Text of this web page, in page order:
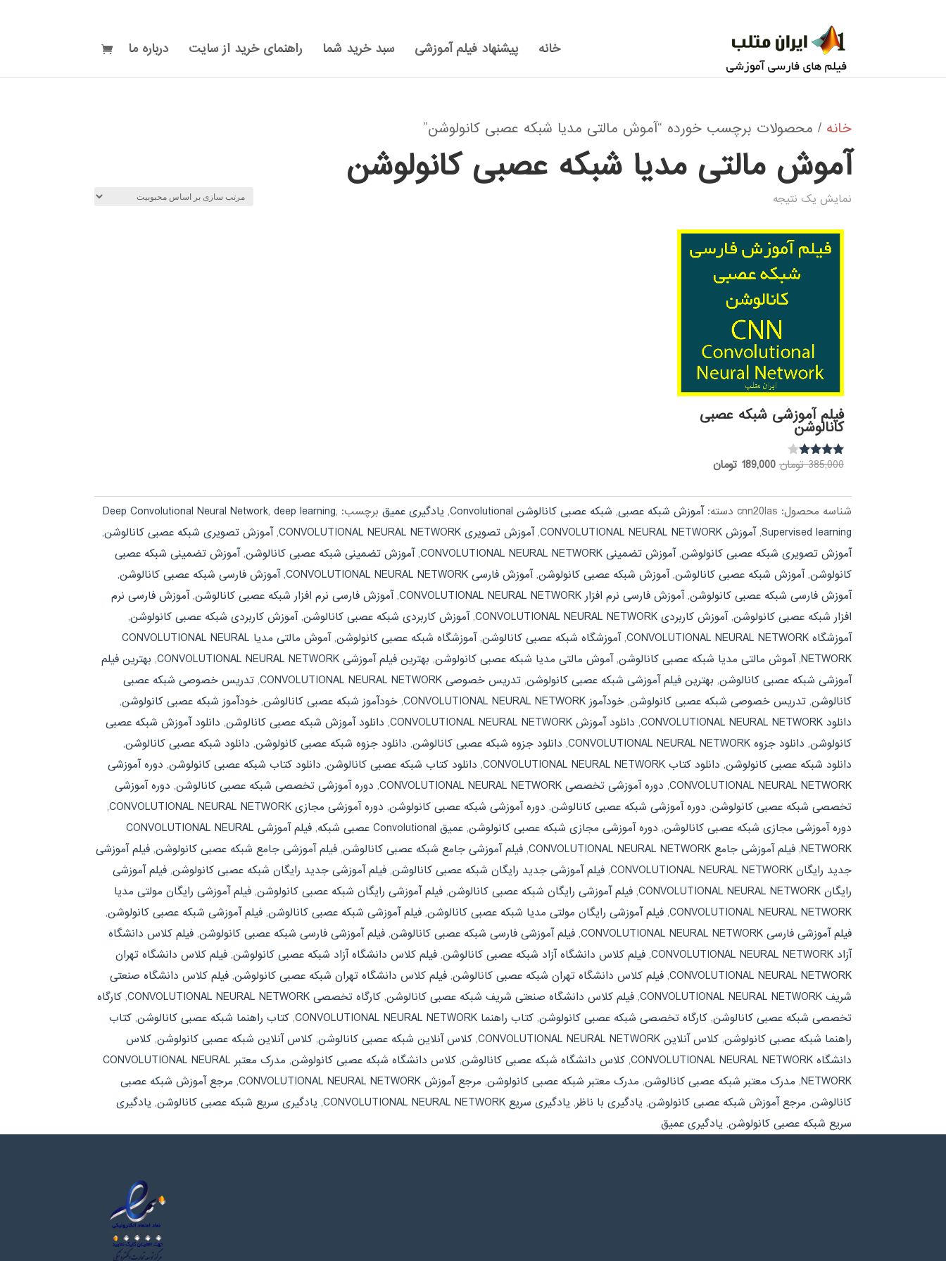
خانه پیشنهاد فیلم آموزشی سبد خرید شما راهنمای خرید از سایت درباره ما
خانه / محصولات برچسب خورده “آموش مالتی مدیا شبکه عصبی کانولوشن”
آموش مالتی مدیا شبکه عصبی کانولوشن
نمایش یک نتیجه
فیلم آموزشی شبکه عصبی
کانالوشن
نمره
385,000 تومان قیمت
385,000 تومان
بود.
189,000 تومان
189,000 تومان.
شناسه محصول: cnn20las دسته:آموزش شبکه عصبی, شبکه عصبی کانالوشن Convolutional , یادگیری عمیق برچسب: Deep Convolutional Neural Network, deep learning,
Supervised learning
,آموزش CONVOLUTIONAL NEURAL NETWORK ,آموزش تصویری CONVOLUTIONAL NEURAL NETWORK ,آموزش تصویری شبکه عصبی کانالوشن,
آموزش تصویری شبکه عصبی کانولوشن,آموزش تضمینی CONVOLUTIONAL NEURAL NETWORK ,آموزش تضمینی شبکه عصبی کانالوشن,آموزش تضمینی شبکه عصبی
کانولوشن,آموزش شبکه عصبی کانالوشن,آموزش شبکه عصبی کانولوشن,آموزش فارسی CONVOLUTIONAL NEURAL NETWORK ,آموزش فارسی شبکه عصبی کانالوشن,
آموزش فارسی شبکه عصبی کانولوشن,آموزش فارسی نرم افزار CONVOLUTIONAL NEURAL NETWORK ,آموزش فارسی نرم افزار شبکه عصبی کانالوشن,آموزش فارسی نرم
افزار شبکه عصبی کانولوشن,آموزش کاربردی CONVOLUTIONAL NEURAL NETWORK ,آموزش کاربردی شبکه عصبی کانالوشن,آموزش کاربردی شبکه عصبی کانولوشن,
آموزشگاه CONVOLUTIONAL NEURAL NETWORK
,آموزشگاه شبکه عصبی کانالوشن,آموزشگاه شبکه عصبی کانولوشن,
آموش مالتی مدیا CONVOLUTIONAL NEURAL
NETWORK
,آموش مالتی مدیا شبکه عصبی کانالوشن,آموش مالتی مدیا شبکه عصبی کانولوشن, بهترین فیلم آموزشی CONVOLUTIONAL NEURAL NETWORK , بهترین فیلم
آموزشی شبکه عصبی کانالوشن, بهترین فیلم آموزشی شبکه عصبی کانولوشن,تدریس خصوصی CONVOLUTIONAL NEURAL NETWORK ,تدریس خصوصی شبکه عصبی
کانالوشن,تدریس خصوصی شبکه عصبی کانولوشن,خودآموز CONVOLUTIONAL NEURAL NETWORK ,خودآموز شبکه عصبی کانالوشن,خودآموز شبکه عصبی کانولوشن,
دانلود CONVOLUTIONAL NEURAL NETWORK
, دانلود آموزش CONVOLUTIONAL NEURAL NETWORK , دانلود آموزش شبکه عصبی کانالوشن, دانلود آموزش شبکه عصبی
کانولوشن, دانلود جزوه CONVOLUTIONAL NEURAL NETWORK , دانلود جزوه شبکه عصبی کانالوشن, دانلود جزوه شبکه عصبی کانولوشن, دانلود شبکه عصبی کانالوشن,
دانلود شبکه عصبی کانولوشن, دانلود کتاب CONVOLUTIONAL NEURAL NETWORK , دانلود کتاب شبکه عصبی کانالوشن, دانلود کتاب شبکه عصبی کانولوشن, دوره آموزشی
CONVOLUTIONAL NEURAL NETWORK
, دوره آموزشی تخصصی CONVOLUTIONAL NEURAL NETWORK , دوره آموزشی تخصصی شبکه عصبی کانالوشن, دوره آموزشی
تخصصی شبکه عصبی کانولوشن, دوره آموزشی شبکه عصبی کانالوشن, دوره آموزشی شبکه عصبی کانولوشن, دوره آموزشی مجازی CONVOLUTIONAL NEURAL NETWORK
,
دوره آموزشی مجازی شبکه عصبی کانالوشن, دوره آموزشی مجازی شبکه عصبی کانولوشن,عمیق Convolutional عصبی شبکه ,
فیلم آموزشی CONVOLUTIONAL NEURAL
NETWORK
,فیلم آموزشی جامع CONVOLUTIONAL NEURAL NETWORK ,فیلم آموزشی جامع شبکه عصبی کانالوشن,فیلم آموزشی جامع شبکه عصبی کانولوشن,فیلم آموزشی
جدید رایگان CONVOLUTIONAL NEURAL NETWORK
,فیلم آموزشی جدید رایگان شبکه عصبی کانالوشن,فیلم آموزشی جدید رایگان شبکه عصبی کانولوشن,فیلم آموزشی
رایگان CONVOLUTIONAL NEURAL NETWORK
,فیلم آموزشی رایگان شبکه عصبی کانالوشن,فیلم آموزشی رایگان شبکه عصبی کانولوشن,فیلم آموزشی رایگان مولتی مدیا
CONVOLUTIONAL NEURAL NETWORK
,فیلم آموزشی رایگان مولتی مدیا شبکه عصبی کانالوشن,فیلم آموزشی شبکه عصبی کانالوشن,فیلم آموزشی شبکه عصبی کانولوشن,
فیلم آموزشی فارسی CONVOLUTIONAL NEURAL NETWORK
,فیلم آموزشی فارسی شبکه عصبی کانالوشن,فیلم آموزشی فارسی شبکه عصبی کانولوشن,فیلم کلاس دانشگاه
آزاد CONVOLUTIONAL NEURAL NETWORK
,فیلم کلاس دانشگاه آزاد شبکه عصبی کانالوشن,فیلم کلاس دانشگاه آزاد شبکه عصبی کانولوشن,فیلم کلاس دانشگاه تهران
CONVOLUTIONAL NEURAL NETWORK
,فیلم کلاس دانشگاه تهران شبکه عصبی کانالوشن,فیلم کلاس دانشگاه تهران شبکه عصبی کانولوشن,فیلم کلاس دانشگاه صنعتی
شریف CONVOLUTIONAL NEURAL NETWORK
,فیلم کلاس دانشگاه صنعتی شریف شبکه عصبی کانالوشن,کارگاه تخصصی CONVOLUTIONAL NEURAL NETWORK ,کارگاه
تخصصی شبکه عصبی کانالوشن,کارگاه تخصصی شبکه عصبی کانولوشن,کتاب راهنما CONVOLUTIONAL NEURAL NETWORK ,کتاب راهنما شبکه عصبی کانالوشن,کتاب
راهنما شبکه عصبی کانولوشن,کلاس آنلاین CONVOLUTIONAL NEURAL NETWORK ,کلاس آنلاین شبکه عصبی کانالوشن,کلاس آنلاین شبکه عصبی کانولوشن,کلاس
دانشگاه CONVOLUTIONAL NEURAL NETWORK
,کلاس دانشگاه شبکه عصبی کانالوشن,کلاس دانشگاه شبکه عصبی کانولوشن,
مدرک معتبر CONVOLUTIONAL NEURAL
NETWORK
, مدرک معتبر شبکه عصبی کانالوشن, مدرک معتبر شبکه عصبی کانولوشن, مرجع آموزش CONVOLUTIONAL NEURAL NETWORK , مرجع آموزش شبکه عصبی
کانالوشن, مرجع آموزش شبکه عصبی کانولوشن, یادگیری با ناظر, یادگیری سریع CONVOLUTIONAL NEURAL NETWORK , یادگیری سریع شبکه عصبی کانالوشن, یادگیری
سریع شبکه عصبی کانولوشن, یادگیری عمیق